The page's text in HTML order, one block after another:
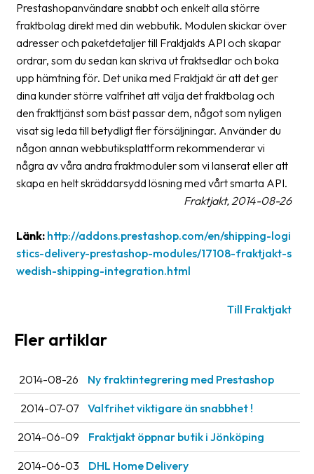
Pressrum
Medarbetare
Jobb
&
karriär
Nyhetsarkiv
Kontakta
oss
Allmänna
villkor
Integritet
farligt
Prestashopanvändare snabbt och enkelt alla större
fraktbolag direkt med din webbutik. Modulen skickar över
adresser och paketdetaljer till Fraktjakts API och skapar
ordrar, som du sedan kan skriva ut fraktsedlar och boka
upp hämtning för. Det unika med Fraktjakt är att det ger
dina kunder större valfrihet att välja det fraktbolag och
den frakttjänst som bäst passar dem, något som nyligen
visat sig leda till betydligt fler försäljningar. Använder du
någon annan webbutiksplattform rekommenderar vi
några av våra andra fraktmoduler som vi lanserat eller att
skapa en helt skräddarsydd lösning med vårt smarta API.
Fraktjakt, 2014-08-26
Länk: http://addons.prestashop.com/en/shipping-logi
stics-delivery-prestashop-modules/17108-fraktjakt-s
wedish-shipping-integration.html
Till Fraktjakt
Fler artiklar
2014-08-26 Ny fraktintegrering med Prestashop
2014-07-07 Valfrihet viktigare än snabbhet !
2014-06-09 Fraktjakt öppnar butik i Jönköping
2014-06-03 DHL Home Delivery